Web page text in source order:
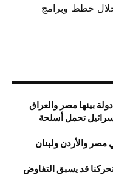
خلال خطط وبرامج
تحمل أسلحة
والأردن ولبنان
قد يسبق التفاوض